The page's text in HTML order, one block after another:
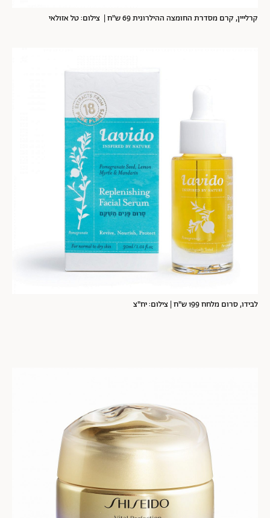
קרלייין, קרם מסדרת החומצה ההילרונית 69 ש"ח | צילום: טל אזולאי
לבידו, סרום מלחח 199 ש"ח | צילום: יח"צ